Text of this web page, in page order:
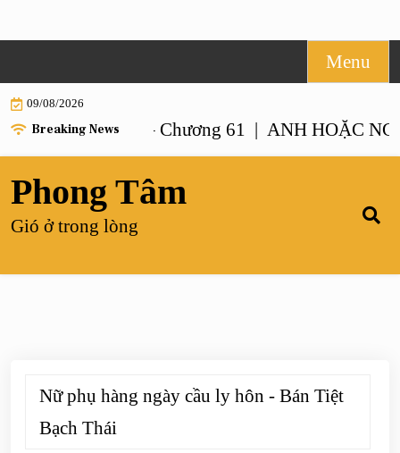
to
content
Menu
09/08/2026
Breaking News
NHƯ ANH – Chương 61 | ANH HOẶC NGƯỜI
Phong Tâm
Gió ở trong lòng
Nữ phụ hàng ngày cầu ly hôn - Bán Tiệt
Bạch Thái